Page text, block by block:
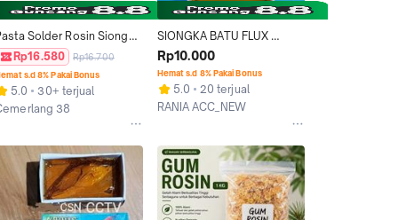
Solder Rosin Siongka
Kotak Flux Timah
Rp16.580 Rp16.700
s.d 8% Pakai Bonus
5.0
30+ terjual
38
SIONGKA BATU FLUX
PADAT ROSIN / ARPUS
SOLDER
Rp10.000
Hemat s.d 8% Pakai Bonus
5.0
20 terjual
RANIA ACC_NEW